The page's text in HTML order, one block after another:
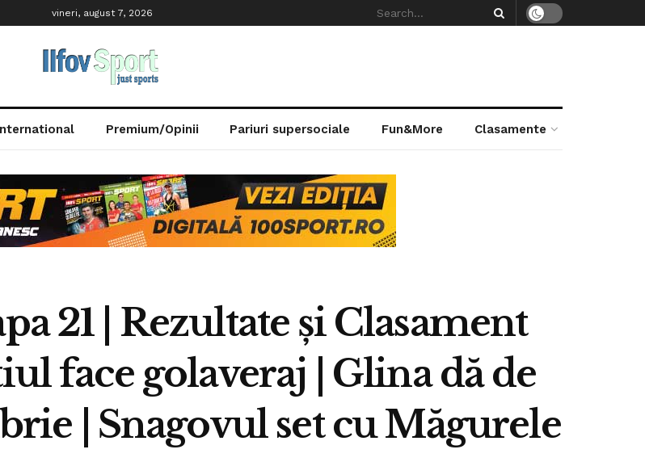
vineri, august 7, 2026
Premium/Opinii Pariuri supersociale Fun&More Clasamente
21 | Rezultate și Clasament
face golaveraj | Glina dă de
| Snagovul set cu Măgurele